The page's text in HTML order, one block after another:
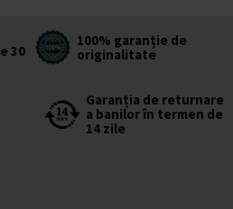
30
100% garanție de
originalitate
Garanția de returnare
a banilor în termen de
14 zile